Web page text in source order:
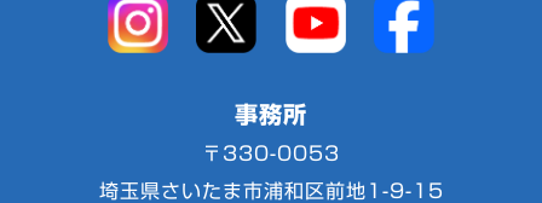
事務所
〒330-0053
埼玉県さいたま市浦和区前地1-9-15